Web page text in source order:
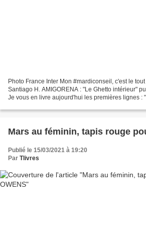
Photo France Inter Mon #mardiconseil, c'est le
Santiago H. AMIGORENA : "Le Ghetto intérieur"
Je vous en livre aujourd'hui les premières lignes :
Mars au féminin, tapis rouge
Publié le 15/03/2021 à 19:20
Par Tlivres